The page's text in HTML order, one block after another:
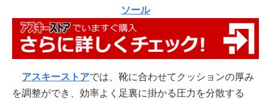
ソール
アスキーストアでは、靴に合わせてクッションの厚み
を調整ができ、効率よく足裏に掛かる圧力を分散する